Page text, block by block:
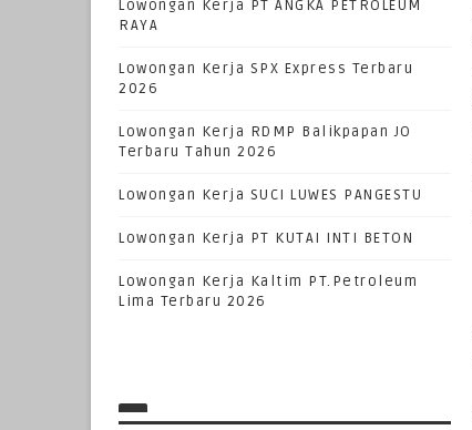
Lowongan Kerja PT ANGKA PETROLEUM
RAYA
Lowongan Kerja SPX Express Terbaru
2026
Lowongan Kerja RDMP Balikpapan JO
Terbaru Tahun 2026
Lowongan Kerja SUCI LUWES PANGESTU
Lowongan Kerja PT KUTAI INTI BETON
Lowongan Kerja Kaltim PT.Petroleum
Lima Terbaru 2026